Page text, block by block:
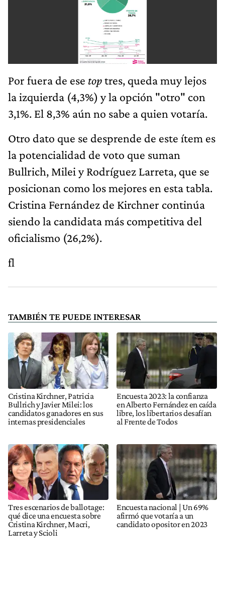
Por fuera de ese toptres, queda muy lejos
la izquierda (4,3%) y la opción "otro" con
3,1%. El 8,3% aún no sabe a quien votaría.
Otro dato que se desprende de este ítem es
la potencialidad de voto que suman
Bullrich, Milei y Rodríguez Larreta, que se
posicionan como los mejores en esta tabla.
Cristina Fernández de Kirchner continúa
siendo la candidata más competitiva del
oficialismo (26,2%).
fl
TAMBIÉN TE PUEDE INTERESAR
Cristina Kirchner, Patricia
Bullrich y Javier Milei: los
candidatos ganadores en sus
internas presidenciales
Encuesta 2023: la confianza
en Alberto Fernández en caída
libre, los libertarios desafían
al Frente de Todos
Tres escenarios de ballotage:
qué dice una encuesta sobre
Cristina Kirchner, Macri,
Larreta y Scioli
Encuesta nacional | Un 69%
afirmó que votaría a un
candidato opositor en 2023